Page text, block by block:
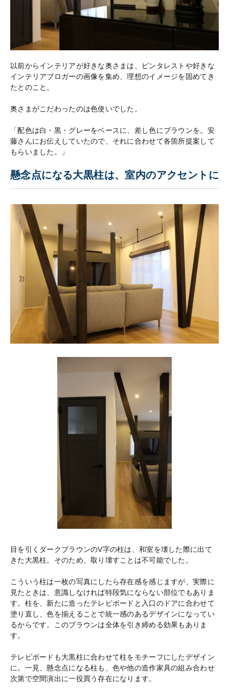
以前からインテリアが好きな奥さまは、ピンタレストや好きな
インテリアブロガーの画像を集め、理想のイメージを固めてき
たとのこと。
奥さまがこだわったのは色使いでした。
「配色は白・黒・グレーをベースに、差し色にブラウンを。安
藤さんにお伝えしていたので、それに合わせて各箇所提案して
もらいました。」
懸念点になる大黒柱は、室内のアクセントに
目を引くダークブラウンのV字の柱は、和室を壊した際に出て
きた大黒柱。そのため、取り壊すことは不可能でした。
こういう柱は一枚の写真にしたら存在感を感じますが、実際に
見たときは、意識しなければ特段気にならない部位でもありま
す。柱を、新たに造ったテレビボードと入口のドアに合わせて
塗り直し、色を揃えることで統一感のあるデザインになってい
るからです。このブラウンは全体を引き締める効果もありま
す。
テレビボードも大黒柱に合わせて柱をモチーフにしたデザイン
に。一見、懸念点になる柱も、色や他の造作家具の組み合わせ
次第で空間演出に一役買う存在になります。